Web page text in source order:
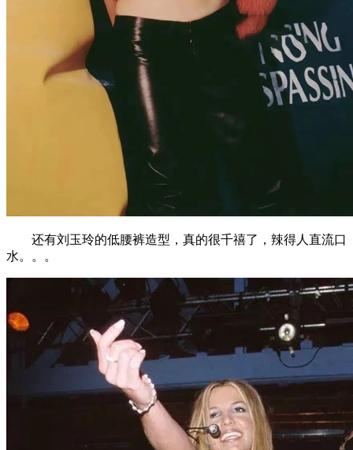
还有刘玉玲的低腰裤造型，真的很千禧了，辣得人直流口
水。。。